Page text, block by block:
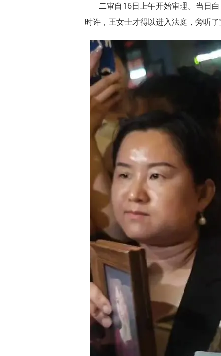
二审自16日上午开始审理。当日
时许，王女士才得以进入法庭，旁听